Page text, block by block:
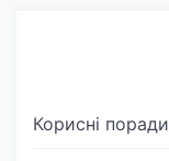
Корисні поради